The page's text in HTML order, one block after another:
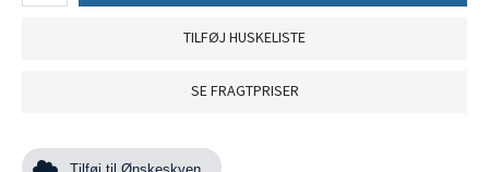
TILFØJ HUSKELISTE
SE FRAGTPRISER